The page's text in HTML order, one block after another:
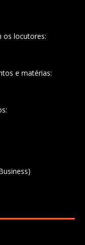
os locutores:
e matérias: